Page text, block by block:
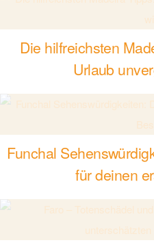
Die hilfreichsten
Urlaub
Funchal
für deinen